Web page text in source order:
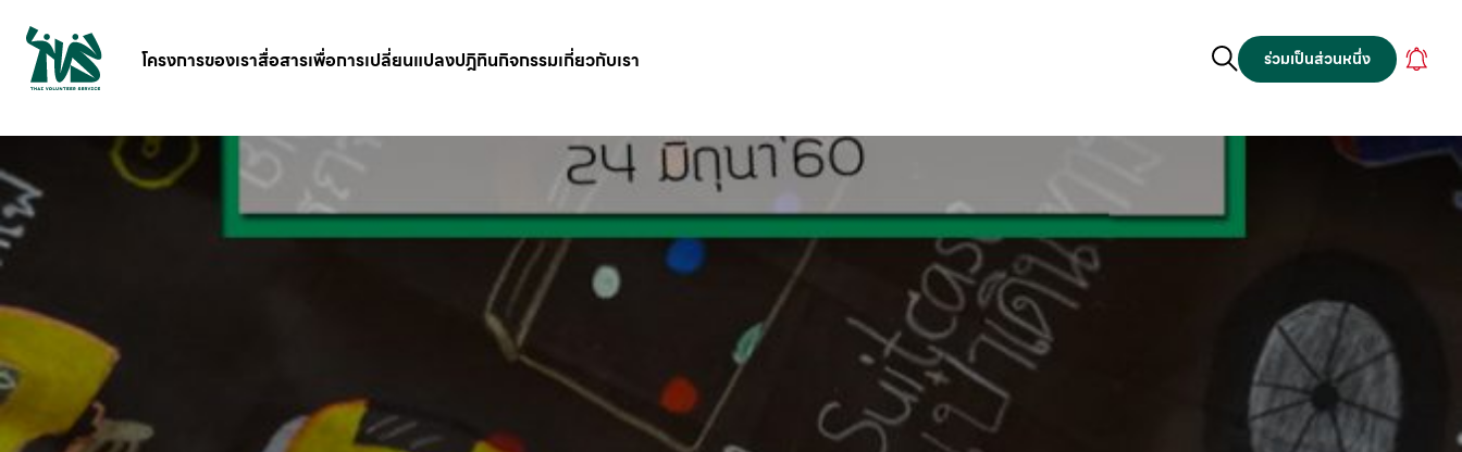
โครงการของเราสื่อสารเพื่อการเปลี่ยนแปลงปฎิทินกิจกรรมเกี่ยวกับเรา ร่วมเป็นส่วนหนึ่ง